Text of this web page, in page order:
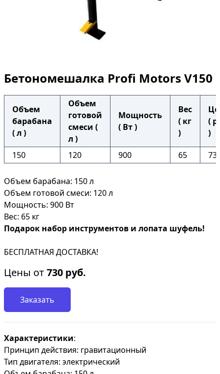
Бетономешалка Profi Motors V150
Объем
барабана
( л )
Объем
готовой
смеси (
л )
Мощность
( Вт )
Вес
( кг
)
(
)
150 120 900 65
Объем барабана: 150 л
Объем готовой смеси: 120 л
Мощность: 900 Вт
Вес: 65 кг
Подарок набор инструментов и лопата шуфель!
БЕСПЛАТНАЯ ДОСТАВКА!
Цены от730 руб.
Заказать
Характеристики:
Принцип действия: гравитационный
Тип двигателя: электрический